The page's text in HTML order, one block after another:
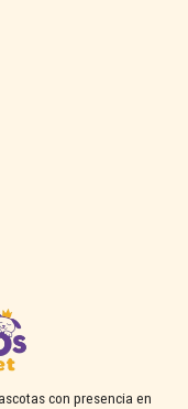
con presencia en